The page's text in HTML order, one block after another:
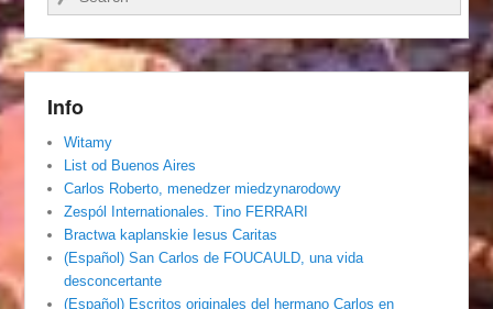
Info
Witamy
List od Buenos Aires
Carlos Roberto, menedzer miedzynarodowy
Zespól Internationales. Tino FERRARI
Bractwa kaplanskie Iesus Caritas
(Español) San Carlos de FOUCAULD, una vida
desconcertante
(Español) Escritos originales del hermano Carlos en